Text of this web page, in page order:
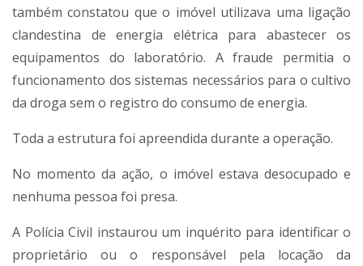
também constatou que o imóvel utilizava uma ligação
clandestina de energia elétrica para abastecer os
equipamentos do laboratório. A fraude permitia o
funcionamento dos sistemas necessários para o cultivo
da droga sem o registro do consumo de energia.
Toda a estrutura foi apreendida durante a operação.
No momento da ação, o imóvel estava desocupado e
nenhuma pessoa foi presa.
A Polícia Civil instaurou um inquérito para identificar o
proprietário ou o responsável pela locação da